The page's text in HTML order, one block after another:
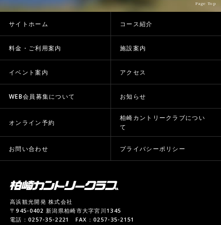
Page Top
サイトホーム コース紹介
料金・ご利用案内 施設案内
イベント案内 アクセス
WEB会員募集について お知らせ
オンライン予約
柏崎カントリークラブについ
て
お問い合わせ プライバシーポリシー
高浜観光開発 株式会社
〒945-0402 新潟県柏崎市大字宮川1345
電話：0257-35-2221 FAX：0257-35-2151